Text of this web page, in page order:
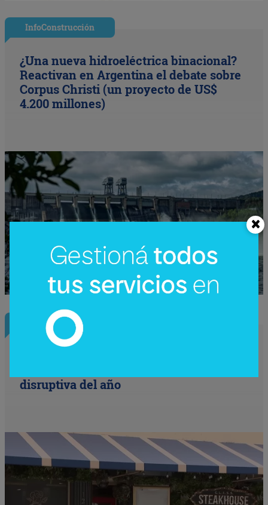
InfoConstrucción
¿Una nueva hidroeléctrica binacional?
Reactivan en Argentina el debate sobre
Corpus Christi (un proyecto de US$
4.200 millones)
InfoNegocios Miami
disruptiva del año